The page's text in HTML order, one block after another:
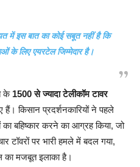
में इस बात का कोई सबूत नहीं है कि
के लिए एयरटेल जिम्मेदार है।
के 1500 से ज्यादा टेलीकॉम टावर
हैं। किसान प्रदर्शनकारियों ने पहले
का बहिष्कार करने का आग्रह किया, जो
टॉवरों पर भारी हमले में बदल गया,
का मजबूत इलाका है।